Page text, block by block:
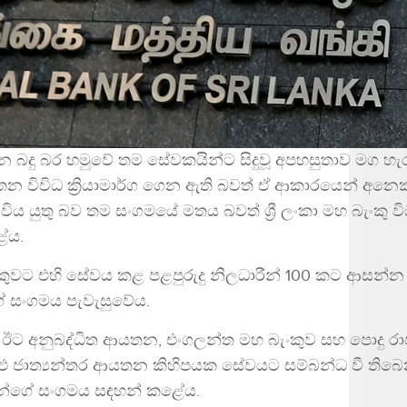
බදු බර හමුවේ තම සේවකයින්ට සිදුවූ අපහසුතාව මග
විවිධ ක්‍රියාමාර්ග ගෙන ඇති බවත් ඒ ආකාරයෙන්
යුතු බව තම සංගමයේ මතය බවත් ශ්‍රී ලංකා මහ බැංකු
එහි සේවය කළ පළපුරුදු නිලධාරීන් 100 කට
පැවැසුවේය.
අනුබද්ධිත ආයතන, එංගලන්ත මහ බැංකුව සහ පොදු
ජාත්‍යන්තර ආයතන කිහිපයක සේවයට සම්බන්ධ වී තිබෙන
සංගමය සඳහන් කළේය.